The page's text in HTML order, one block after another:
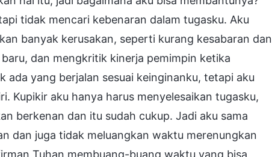
tidak mencari kebenaran dalam tugasku. Aku
banyak kerusakan, seperti kurang kesabaran dan
dan mengkritik kinerja pemimpin ketika
ada yang berjalan sesuai keinginanku, tetapi aku
Kupikir aku hanya harus menyelesaikan tugasku,
berkenan dan itu sudah cukup. Jadi aku sama
dan juga tidak meluangkan waktu merenungkan
Tuhan membuang-buang waktu yang bisa